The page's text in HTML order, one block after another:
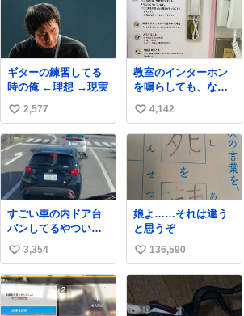
ね
数
ギターの練習してる
時の俺 ←理想 →現実
い
い
ね
数
2,577
教室のインターホン
を鳴らしても、なか
なか誰も出ないこと
があります…。 もし
かすると「電話の出
方」に困っているの
かもしれません。 そ
こで「何を話せばい
いか」が見える手引
きを用意して、安心
して電話に出られる
ようにします。 イン
ターホンの応対も大
切なコミュニケーシ
ョンの学びです。
い
い
4,142
すごい車の内ドア台
パンしてるやついた
ｗｗｗｗｗｗｗｗｗ
ｗｗｗｗｗ
い
い
ね
数
3,354
娘よ……それは違う
と思うぞ
い
い
ね
数
136,590